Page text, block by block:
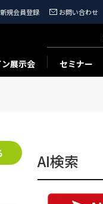
新規会員登録 お問い合わせ
展示会 セミナー
AI検索